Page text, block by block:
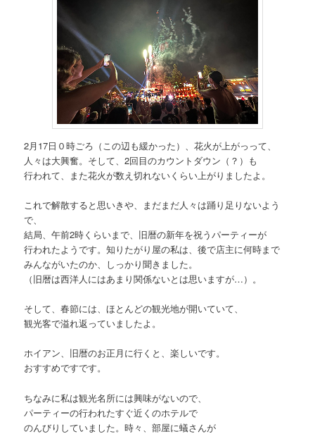
2月17日０時ごろ（この辺も緩かった）、花火が上がっって、
人々は大興奮。そして、2回目のカウントダウン（？）も
行われて、また花火が数え切れないくらい上がりましたよ。
これで解散すると思いきや、まだまだ人々は踊り足りないよう
で、
結局、午前2時くらいまで、旧暦の新年を祝うパーティーが
行われたようです。知りたがり屋の私は、後で店主に何時まで
みんながいたのか、しっかり聞きました。
（旧暦は西洋人にはあまり関係ないとは思いますが…）。
そして、春節には、ほとんどの観光地が開いていて、
観光客で溢れ返っていましたよ。
ホイアン、旧暦のお正月に行くと、楽しいです。
おすすめですです。
ちなみに私は観光名所には興味がないので、
パーティーの行われたすぐ近くのホテルで
のんびりしていました。時々、部屋に蟻さんが